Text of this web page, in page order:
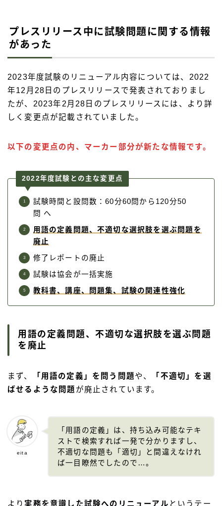
プレスリリース中に試験問題に関する情報
があった
2023年度試験のリニューアル内容については、2022
年12月28日のプレスリリースで発表されておりまし
たが、2023年2月28日のプレスリリースには、より詳
しく変更点が記載されていました。
以下の変更点の内、マーカー部分が新たな情報です。
2022年度試験との主な変更点
試験時間と設問数：60分60問から120分50
問 へ
用語の定義問題、不適切な選択肢を選ぶ問題を
廃止
修了レポートの廃止
試験は協会が一括実施
教科書、講座、問題集、試験の関連性強化
用語の定義問題、不適切な選択肢を選ぶ問題
を廃止
まず、 「用語の定義」を問う問題や、
「不適切」を選
ばせるような問題 が廃止されています。
eita
「用語の定義」は、持ち込み可能なテキ
ストで検索すれば一発で分かりますし、
不適切な問題も「適切」と間違えなけれ
ば一目瞭然でしたので…。
より 実務を意識した試験へのリニューアル というテー